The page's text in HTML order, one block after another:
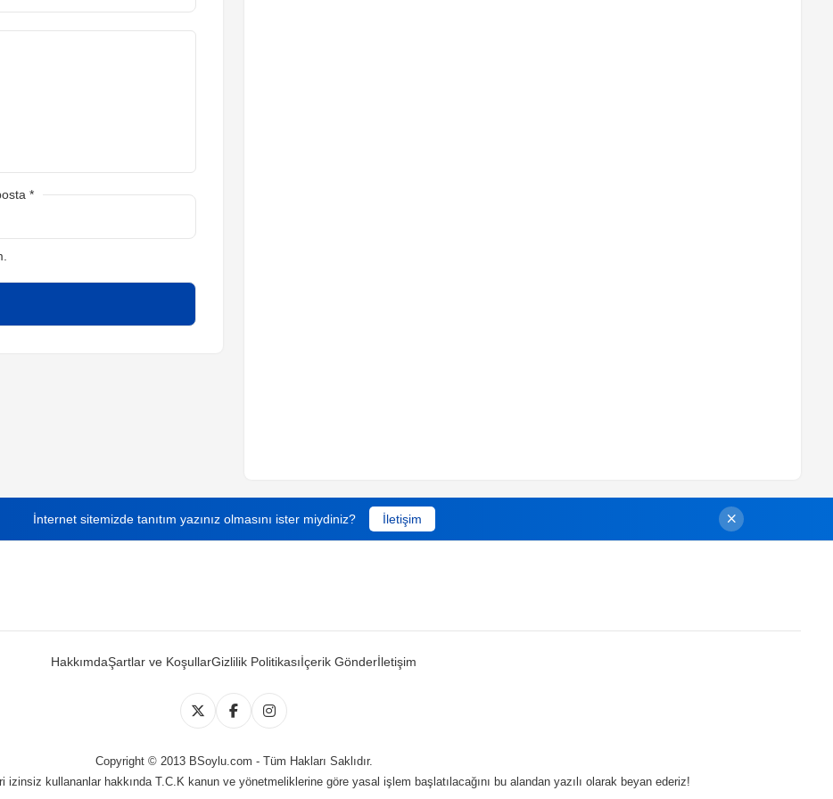
*
İnternet sitemizde tanıtım yazınız olmasını ister miydiniz? İletişim
HakkımdaŞartlar ve KoşullarGizlilik Politikasıİçerik Gönderİletişim
Copyright © 2013 BSoylu.com - Tüm Hakları Saklıdır.
kullananlar hakkında T.C.K kanun ve yönetmeliklerine göre yasal işlem başlatılacağını bu alandan yazılı olarak beyan ederiz!